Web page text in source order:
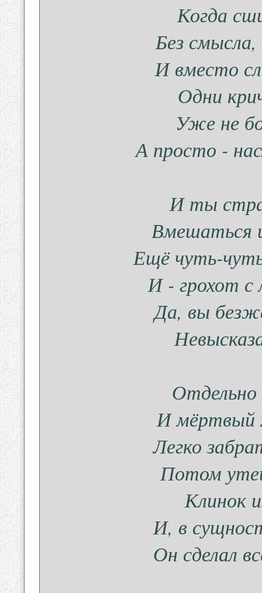
Когда
Без
И вместо
Одни
Уже не
А просто -
И ты
Вмешаться
Ещё чуть-
И - грохот с
Да, вы
Отдельно
И мёртвый
Легко
Потом
Клинок
И, в
Он сделал